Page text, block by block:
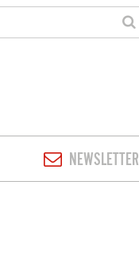
NEWSLETTER